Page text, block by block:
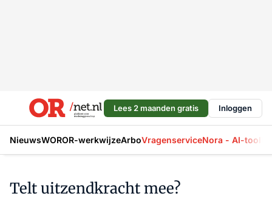
Lees 2 maanden gratis Inloggen
NieuwsWOROR-werkwijzeArboVragenserviceNora - AI-tool
Telt uitzendkracht mee?